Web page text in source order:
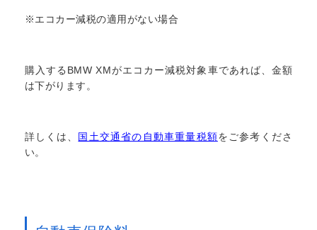
※エコカー減税の適用がない場合
購入するBMW XMがエコカー減税対象車であれば、金額
は下がります。
詳しくは、 国土交通省の自動車重量税額をご参考くださ
い。